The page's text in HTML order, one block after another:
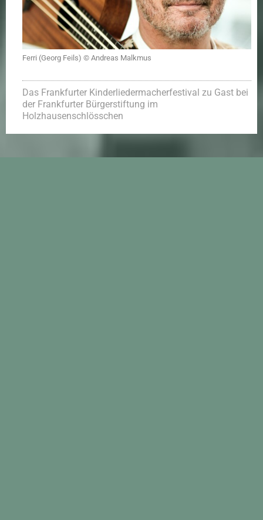
Ferri (Georg Feils) © Andreas Malkmus
Das Frankfurter Kinderliedermacherfestival zu Gast bei
der Frankfurter Bürgerstiftung im
Holzhausenschlösschen